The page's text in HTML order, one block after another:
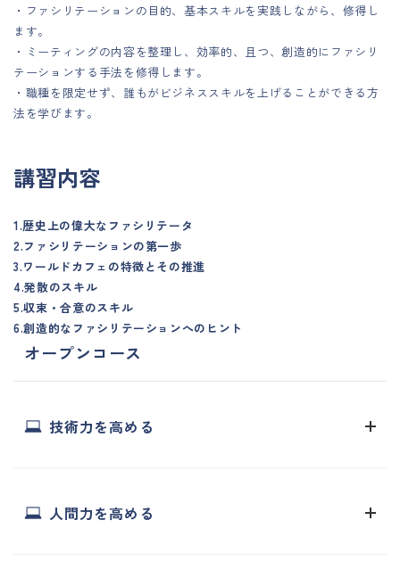
オープンコース
技術力を高める
人間力を高める
・ファシリテーションの目的、基本スキルを実践しながら、修得し
ます。
・ミーティングの内容を整理し、効率的、且つ、創造的にファシリ
テーションする手法を修得します。
・職種を限定せず、誰もがビジネススキルを上げることができる方
法を学びます。
講習内容
1.歴史上の偉大なファシリテータ
2.ファシリテーションの第一歩
3.ワールドカフェの特徴とその推進
4.発散のスキル
5.収束・合意のスキル
6.創造的なファシリテーションへのヒント